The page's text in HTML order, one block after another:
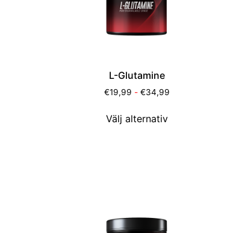
L-Glutamine
€19,99 -€34,99
Välj alternativ